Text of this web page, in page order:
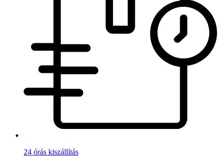
24 órás kiszállítás